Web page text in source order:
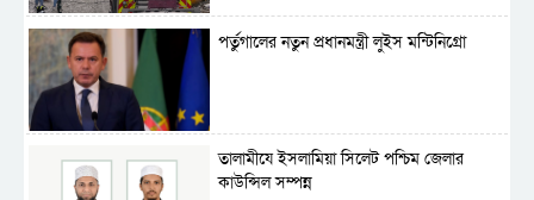
পর্তুগালের নতুন প্রধানমন্ত্রী লুইস মন্টিনিগ্রো
‎তালামীযে ইসলামিয়া সিলেট পশ্চিম জেলার
কাউন্সিল সম্পন্ন